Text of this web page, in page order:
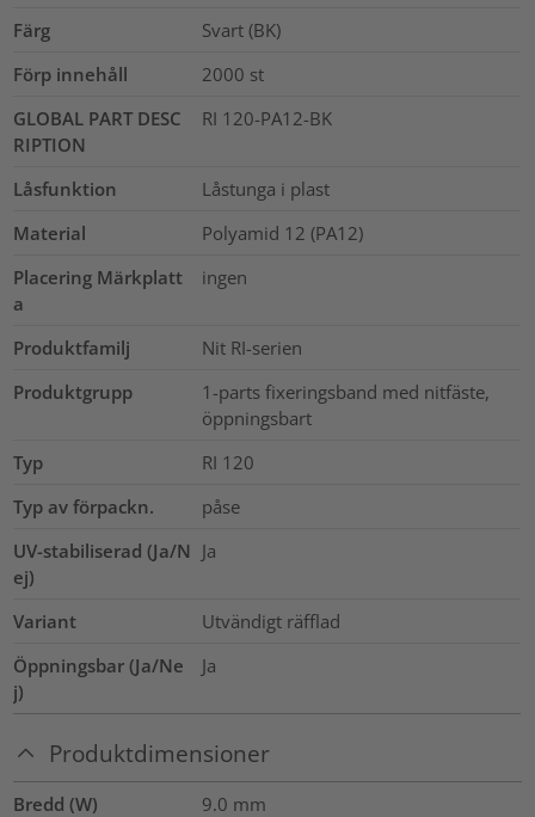
Färg
Svart (BK)
Förp innehåll
2000 st
GLOBAL PART DESC
RIPTION
RI 120-PA12-BK
Låsfunktion
Låstunga i plast
Material
Polyamid 12 (PA12)
Placering Märkplatt
a
ingen
Produktfamilj
Nit RI-serien
Produktgrupp
1-parts fixeringsband med nitfäste,
öppningsbart
Typ
RI 120
Typ av förpackn.
påse
UV-stabiliserad (Ja/N
ej)
Ja
Variant
Utvändigt räfflad
Öppningsbar (Ja/Ne
j)
Ja
Produktdimensioner
Bredd (W) 9.0 mm